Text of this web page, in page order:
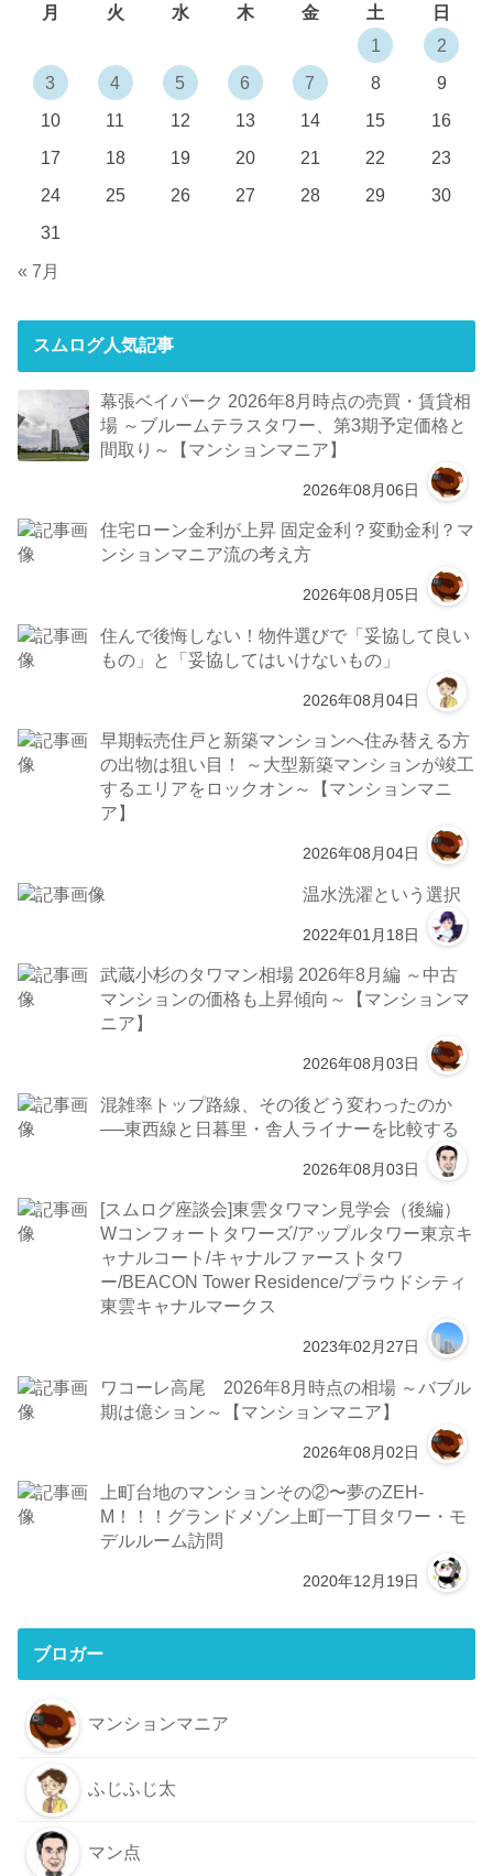
月
火 水 木 金 土
日
1
2
3
4 5 6 7 8
9
10
11 12 13 14 15
16
17
18 19 20 21 22
23
24
25 26 27 28 29
30
31
« 7月
スムログ人気記事
幕張ベイパーク 2026年8月時点の売買・賃貸相
場 ～ブルームテラスタワー、第3期予定価格と
間取り～【マンションマニア】
2026年08月06日
住宅ローン金利が上昇 固定金利？変動金利？マ
ンションマニア流の考え方
2026年08月05日
住んで後悔しない！物件選びで「妥協して良い
もの」と「妥協してはいけないもの」
2026年08月04日
早期転売住戸と新築マンションへ住み替える方
の出物は狙い目！ ～大型新築マンションが竣工
するエリアをロックオン～【マンションマニ
ア】
2026年08月04日
温水洗濯という選択
2022年01月18日
武蔵小杉のタワマン相場 2026年8月編 ～中古
マンションの価格も上昇傾向～【マンションマ
ニア】
2026年08月03日
混雑率トップ路線、その後どう変わったのか
──東西線と日暮里・舎人ライナーを比較する
2026年08月03日
[スムログ座談会]東雲タワマン見学会（後編）
Wコンフォートタワーズ/アップルタワー東京キ
ャナルコート/キャナルファーストタワ
ー/BEACON Tower Residence/プラウドシティ
東雲キャナルマークス
2023年02月27日
ワコーレ高尾 2026年8月時点の相場 ～バブル
期は億ション～【マンションマニア】
2026年08月02日
上町台地のマンションその②〜夢のZEH-
M！！！グランドメゾン上町一丁目タワー・モ
デルルーム訪問
2020年12月19日
ブロガー
マンションマニア
ふじふじ太
マン点